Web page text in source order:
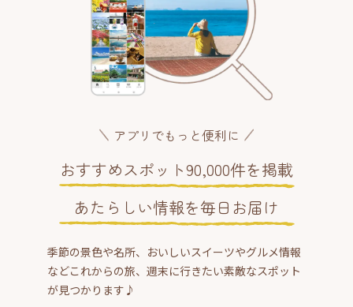
アプリでもっと便利に
おすすめスポット90,000件を掲載
あたらしい情報を毎日お届け
季節の景色や名所、おいしいスイーツやグルメ情報
などこれからの旅、週末に行きたい素敵なスポット
が見つかります♪